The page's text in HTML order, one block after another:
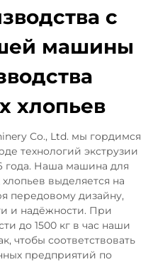
с
машины
хлопьев
Co., Ltd. мы гордимся
технологий экструзии
года. Наша машина для
выделяется на
передовому дизайну,
и надёжности. При
до 1500 кг в час наши
чтобы соответствовать
предприятий по